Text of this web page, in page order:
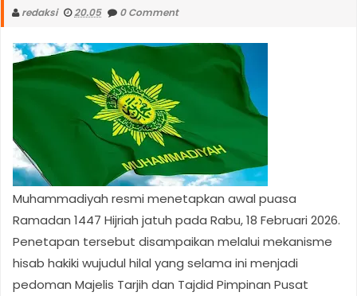
redaksi 20.05 0 Comment
Muhammadiyah resmi menetapkan awal puasa
Ramadan 1447 Hijriah jatuh pada Rabu, 18 Februari 2026.
Penetapan tersebut disampaikan melalui mekanisme
hisab hakiki wujudul hilal yang selama ini menjadi
pedoman Majelis Tarjih dan Tajdid Pimpinan Pusat